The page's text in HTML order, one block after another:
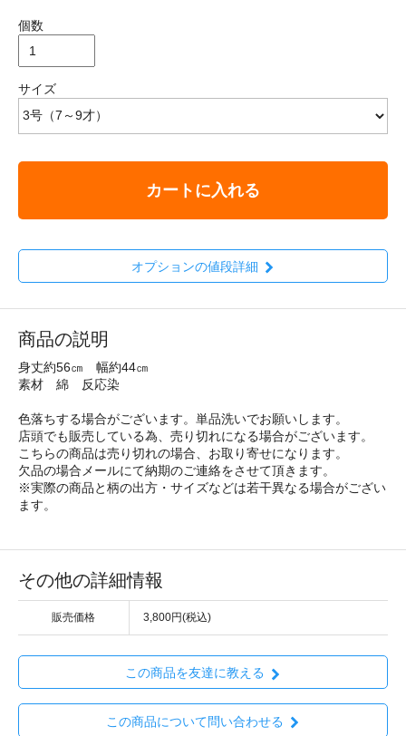
個数
サイズ
カートに入れる
オプションの値段詳細
商品の説明
身丈約56㎝ 幅約44㎝
素材 綿 反応染
色落ちする場合がございます。単品洗いでお願いします。
店頭でも販売している為、売り切れになる場合がございます。
こちらの商品は売り切れの場合、お取り寄せになります。
欠品の場合メールにて納期のご連絡をさせて頂きます。
※実際の商品と柄の出方・サイズなどは若干異なる場合がござい
ます。
その他の詳細情報
販売価格 3,800円(税込)
この商品を友達に教える
この商品について問い合わせる